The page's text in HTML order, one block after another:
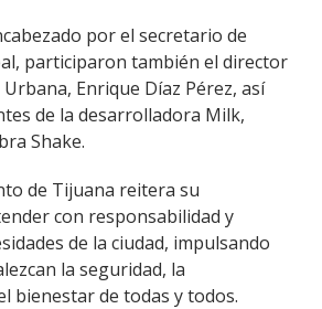
por el secretario de
participaron también el director
Enrique Díaz Pérez, así
de la desarrolladora Milk,
Shake.
de Tijuana reitera su
con responsabilidad y
de la ciudad, impulsando
la seguridad, la
bienestar de todas y todos.